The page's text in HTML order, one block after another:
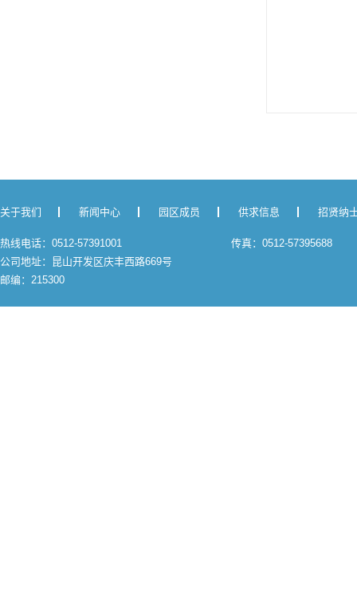
关于我们 新闻中心 园区成员 供求信息 招贤纳
热线电话：0512-57391001
传真：0512-57395688
公司地址：昆山开发区庆丰西路669号
邮编：215300